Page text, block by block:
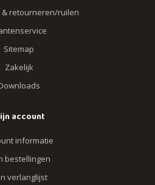
retourneren/ruilen
Sitemap
Zakelijk
account
informatie
bestellingen
verlanglijst